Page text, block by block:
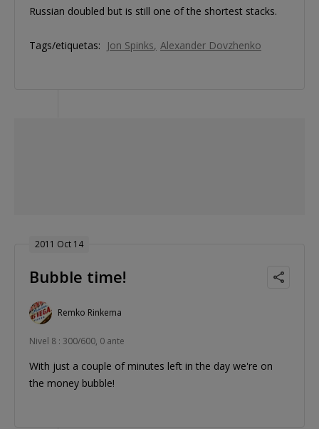
Russian doubled but is still one of the shortest stacks.
Tags/etiquetas: Jon Spinks Alexander Dovzhenko
2011 Oct 14
Bubble time!
Remko Rinkema
Nivel 8 : 300/600, 0 ante
With just a couple of minutes left in the day we're on
the money bubble!